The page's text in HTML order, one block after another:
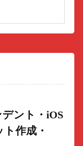
ント・iOS
作成・